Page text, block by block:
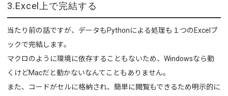
3.Excel上で完結する
当たり前の話ですが、データもPythonによる処理も１つのExcelブ
ックで完結します。
マクロのように環境に依存することもないため、Windowsなら動
くけどMacだと動かないなんてこともありません。
また、コードがセルに格納され、簡単に閲覧もできるため明示的に